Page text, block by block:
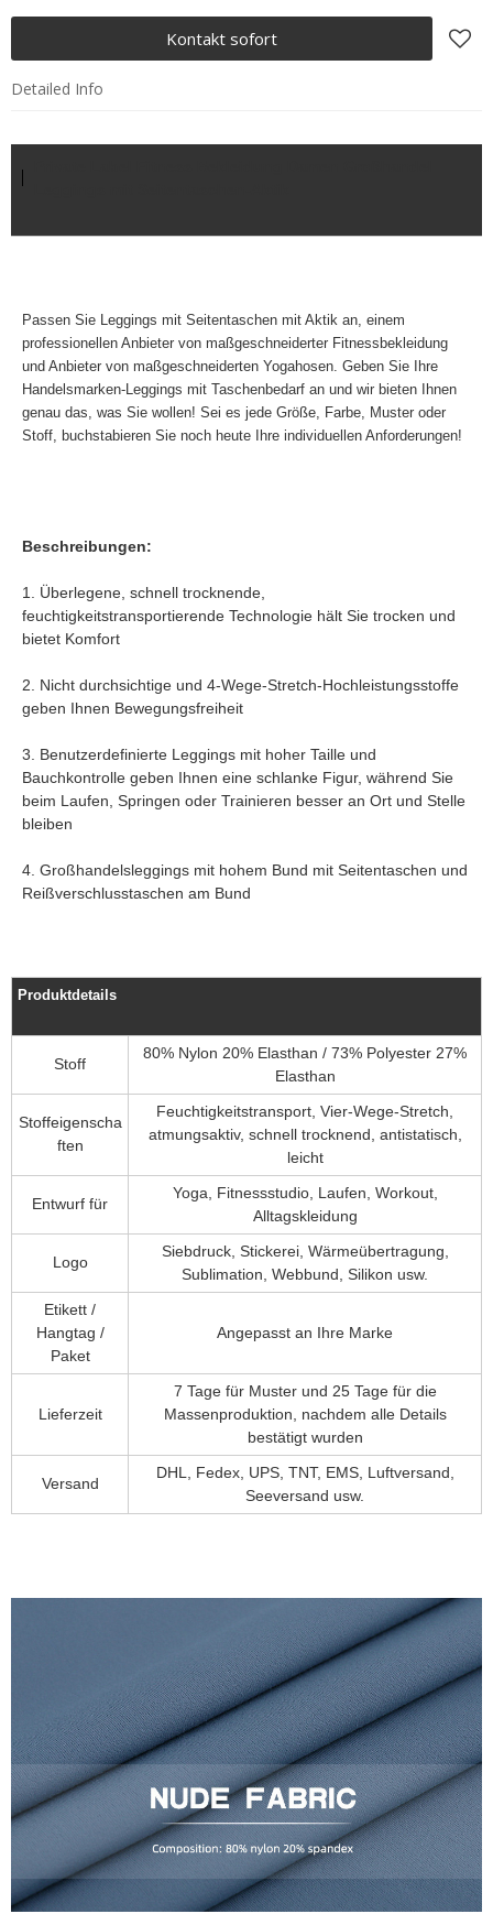
Kontakt sofort
Detailed Info
Passen Sie Leggings mit Seitentaschen mit Aktik an, einem
professionellen Anbieter von maßgeschneiderter Fitnessbekleidung
und Anbieter von maßgeschneiderten Yogahosen. Geben Sie Ihre
Handelsmarken-Leggings mit Taschenbedarf an und wir bieten Ihnen
genau das, was Sie wollen! Sei es jede Größe, Farbe, Muster oder
Stoff, buchstabieren Sie noch heute Ihre individuellen Anforderungen!
Beschreibungen:
1. Überlegene, schnell trocknende,
feuchtigkeitstransportierende Technologie hält Sie trocken und
bietet Komfort
2. Nicht durchsichtige und 4-Wege-Stretch-Hochleistungsstoffe
geben Ihnen Bewegungsfreiheit
3. Benutzerdefinierte Leggings mit hoher Taille und
Bauchkontrolle geben Ihnen eine schlanke Figur, während Sie
beim Laufen, Springen oder Trainieren besser an Ort und Stelle
bleiben
4. Großhandelsleggings mit hohem Bund mit Seitentaschen und
Reißverschlusstaschen am Bund
Produktdetails
Stoff
80% Nylon 20% Elasthan / 73% Polyester 27%
Elasthan
Stoffeigenscha
ften
Feuchtigkeitstransport, Vier-Wege-Stretch,
atmungsaktiv, schnell trocknend, antistatisch,
leicht
Entwurf für
Yoga, Fitnessstudio, Laufen, Workout,
Alltagskleidung
Logo
Siebdruck, Stickerei, Wärmeübertragung,
Sublimation, Webbund, Silikon usw.
Etikett /
Hangtag /
Paket
Angepasst an Ihre Marke
Lieferzeit
7 Tage für Muster und 25 Tage für die
Massenproduktion, nachdem alle Details
bestätigt wurden
Versand
DHL, Fedex, UPS, TNT, EMS, Luftversand,
Seeversand usw.